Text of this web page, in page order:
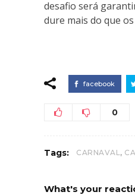
desafio será
dure mais do que
facebook
0
Tags: CARNAVAL ,
What's your